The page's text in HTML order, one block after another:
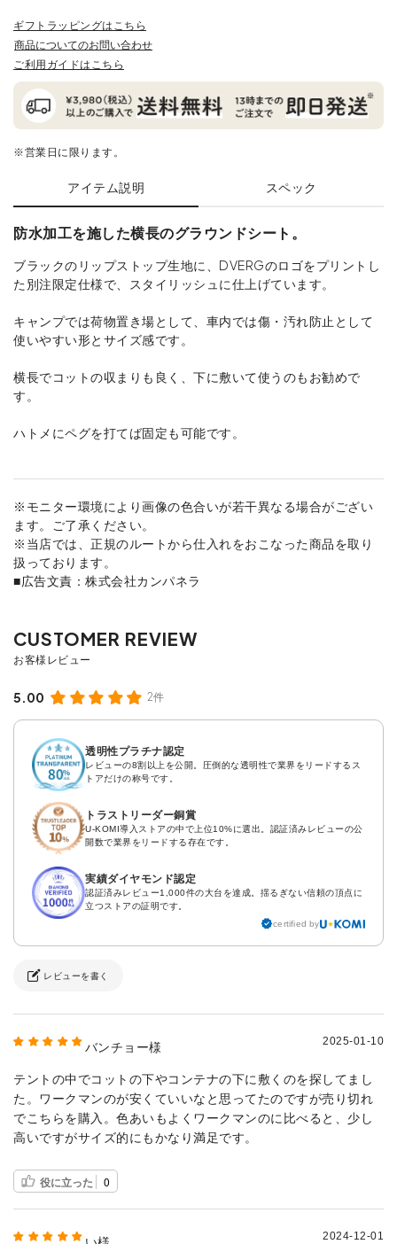
ギフトラッピングはこちら
商品についてのお問い合わせ
ご利用ガイドはこちら
※営業日に限ります。
アイテム説明 スペック
防水加工を施した横長のグラウンドシート。
ブラックのリップストップ生地に、DVERGのロゴをプリントし
た別注限定仕様で、スタイリッシュに仕上げています。
キャンプでは荷物置き場として、車内では傷・汚れ防止として
使いやすい形とサイズ感です。
横長でコットの収まりも良く、下に敷いて使うのもお勧めで
す。
ハトメにペグを打てば固定も可能です。
※モニター環境により画像の色合いが若干異なる場合がござい
ます。ご了承ください。
※当店では、正規のルートから仕入れをおこなった商品を取り
扱っております。
■広告文責：株式会社カンパネラ
5.00 2件
透明性プラチナ認定
レビューの8割以上を公開。圧倒的な透明性で業界をリードするス
トアだけの称号です。
トラストリーダー銅賞
U-KOMI導入ストアの中で上位10%に選出。認証済みレビューの公
開数で業界をリードする存在です。
実績ダイヤモンド認定
認証済みレビュー1,000件の大台を達成。揺るぎない信頼の頂点に
立つストアの証明です。
certified by
レビューを書く
バンチョー様 2025-01-10
テントの中でコットの下やコンテナの下に敷くのを探してまし
た。ワークマンのが安くていいなと思ってたのですが売り切れ
でこちらを購入。色あいもよくワークマンのに比べると、少し
高いですがサイズ的にもかなり満足です。
役に立った 0
2024-12-01